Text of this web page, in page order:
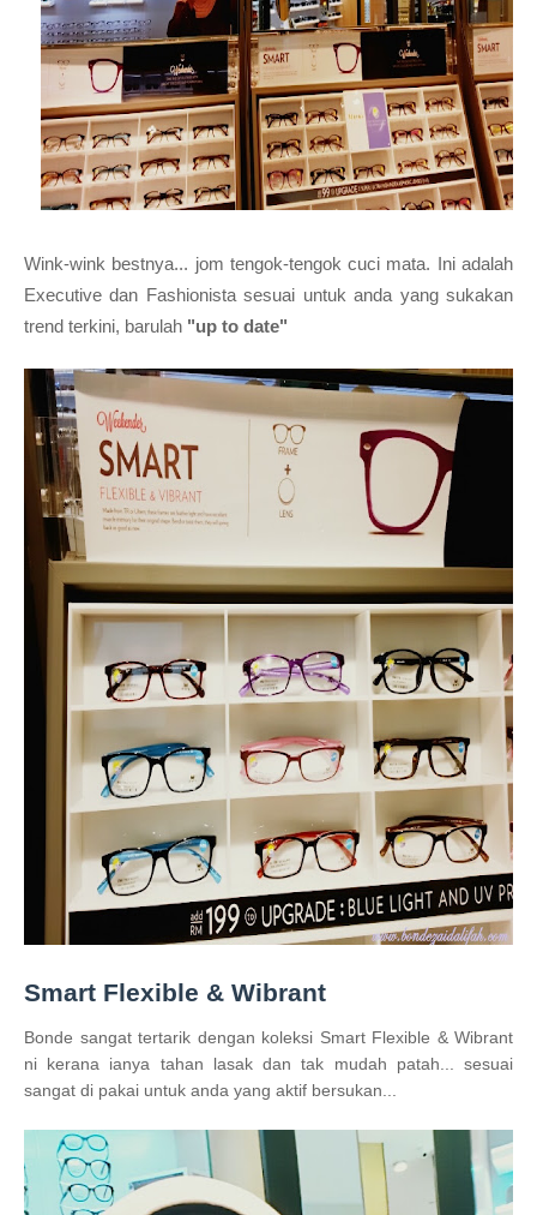
Wink-wink bestnya... jom tengok-tengok cuci mata. Ini adalah
Executive dan Fashionista sesuai untuk anda yang sukakan
trend terkini, barulah "up to date"
Smart Flexible & Wibrant
Bonde sangat tertarik dengan koleksi Smart Flexible & Wibrant
ni kerana ianya tahan lasak dan tak mudah patah... sesuai
sangat di pakai untuk anda yang aktif bersukan...